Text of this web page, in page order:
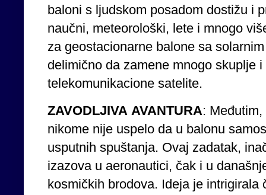
baloni s ljudskom posadom dostižu i
naučni, meteorološki, lete i mnogo
za geostacionarne balone sa
delimično da zamene mnogo skuplje
telekomunikacione satelite.
ZAVODLJIVA AVANTURA:
nikome nije uspelo da u balonu
usputnih spuštanja. Ovaj zadatak,
izazova u aeronautici, čak i u
kosmičkih brodova. Ideja je intrigirala